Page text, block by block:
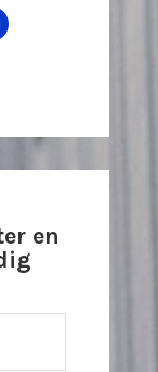
en